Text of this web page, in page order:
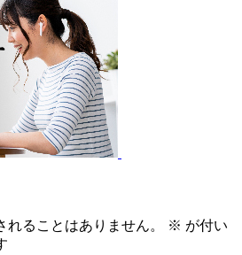
れることはありません。 ※ が付い